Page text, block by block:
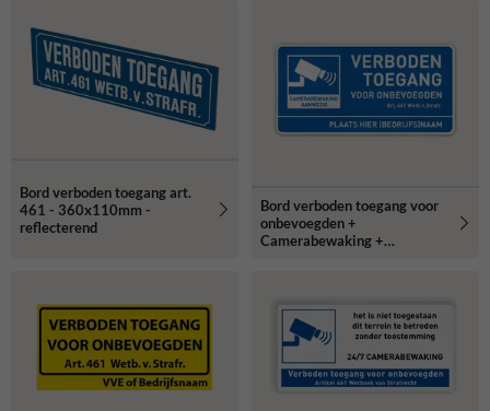
Bord verboden toegang art.
461 - 360x110mm -
reflecterend
Bord verboden toegang voor
onbevoegden +
Camerabewaking +